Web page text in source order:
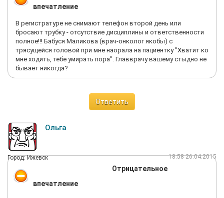
впечатление
В регистратуре не снимают телефон второй день или
бросают трубку - отсутствие дисциплины и ответственности
полное!!! Бабуся Маликова (врач-онколог якобы) с
трясущейся головой при мне наорала на пациентку "Хватит ко
мне ходить, тебе умирать пора". Главврачу вашему стыдно не
бывает никогда?
Ответить
Ольга
Город: Ижевск 18:58 26.04.2015
Отрицательное
впечатление